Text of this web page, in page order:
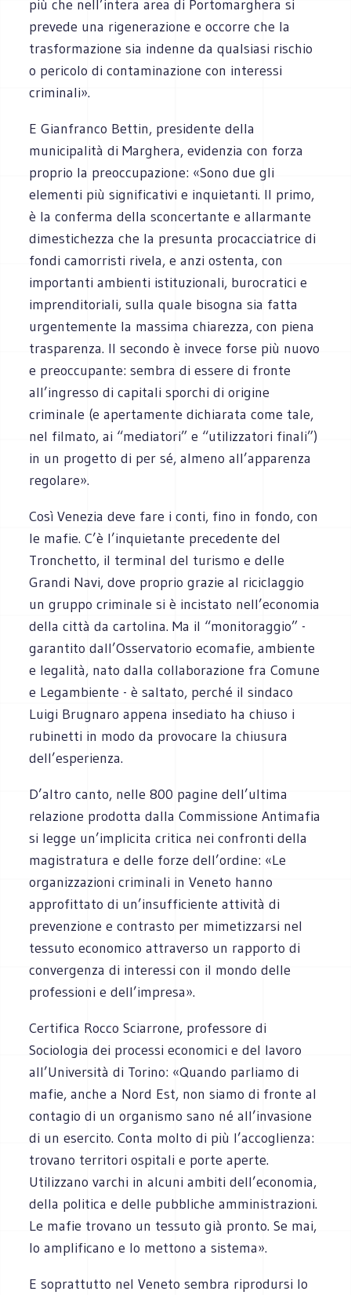
più che nell’intera area di Portomarghera si
prevede una rigenerazione e occorre che la
trasformazione sia indenne da qualsiasi rischio
o pericolo di contaminazione con interessi
criminali».
E Gianfranco Bettin, presidente della
municipalità di Marghera, evidenzia con forza
proprio la preoccupazione: «Sono due gli
elementi più significativi e inquietanti. Il primo,
è la conferma della sconcertante e allarmante
dimestichezza che la presunta procacciatrice di
fondi camorristi rivela, e anzi ostenta, con
importanti ambienti istituzionali, burocratici e
imprenditoriali, sulla quale bisogna sia fatta
urgentemente la massima chiarezza, con piena
trasparenza. Il secondo è invece forse più nuovo
e preoccupante: sembra di essere di fronte
all’ingresso di capitali sporchi di origine
criminale (e apertamente dichiarata come tale,
nel filmato, ai “mediatori” e “utilizzatori finali”)
in un progetto di per sé, almeno all’apparenza
regolare».
Così Venezia deve fare i conti, fino in fondo, con
le mafie. C’è l’inquietante precedente del
Tronchetto, il terminal del turismo e delle
Grandi Navi, dove proprio grazie al riciclaggio
un gruppo criminale si è incistato nell’economia
della città da cartolina. Ma il “monitoraggio” -
garantito dall’Osservatorio ecomafie, ambiente
e legalità, nato dalla collaborazione fra Comune
e Legambiente - è saltato, perché il sindaco
Luigi Brugnaro appena insediato ha chiuso i
rubinetti in modo da provocare la chiusura
dell’esperienza.
D’altro canto, nelle 800 pagine dell’ultima
relazione prodotta dalla Commissione Antimafia
si legge un’implicita critica nei confronti della
magistratura e delle forze dell’ordine: «Le
organizzazioni criminali in Veneto hanno
approfittato di un’insufficiente attività di
prevenzione e contrasto per mimetizzarsi nel
tessuto economico attraverso un rapporto di
convergenza di interessi con il mondo delle
professioni e dell’impresa».
Certifica Rocco Sciarrone, professore di
Sociologia dei processi economici e del lavoro
all’Università di Torino: «Quando parliamo di
mafie, anche a Nord Est, non siamo di fronte al
contagio di un organismo sano né all’invasione
di un esercito. Conta molto di più l’accoglienza:
trovano territori ospitali e porte aperte.
Utilizzano varchi in alcuni ambiti dell’economia,
della politica e delle pubbliche amministrazioni.
Le mafie trovano un tessuto già pronto. Se mai,
lo amplificano e lo mettono a sistema».
E soprattutto nel Veneto sembra riprodursi lo